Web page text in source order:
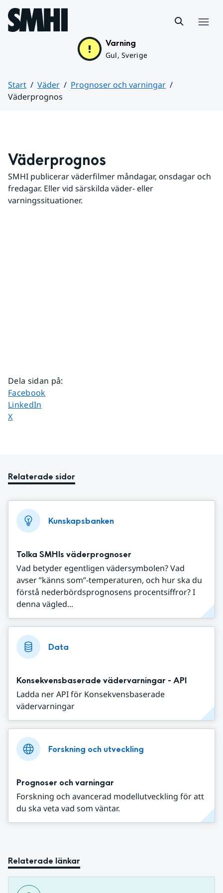
Hoppa till sidans innehåll
Varning
Gul, Sverige
Start Väder
Prognoser och varningar
Väderprognos
Väderprognos
SMHI publicerar väderfilmer måndagar, onsdagar och
fredagar. Eller vid särskilda väder- eller
varningssituationer.
Dela sidan på:
Dela sidan på
Facebook
Dela sidan på
LinkedIn
Dela sidan på
X
Relaterade sidor
Kunskapsbanken
Tolka SMHIs väderprognoser
Vad betyder egentligen vädersymbolen? Vad
avser ”känns som”-temperaturen, och hur ska du
förstå nederbördsprognosens procentsiffror? I
denna vägled...
Data
Konsekvensbaserade vädervarningar - API
Ladda ner API för Konsekvensbaserade
vädervarningar
Forskning och utveckling
Prognoser och varningar
Forskning och avancerad modellutveckling för att
du ska veta vad som väntar.
Relaterade länkar